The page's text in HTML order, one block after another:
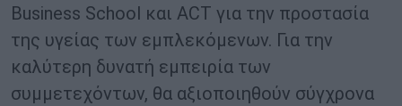
Business School και ACT για την προστασία
της υγείας των εμπλεκόμενων. Για την
καλύτερη δυνατή εμπειρία των
συμμετεχόντων, θα αξιοποιηθούν σύγχρονα